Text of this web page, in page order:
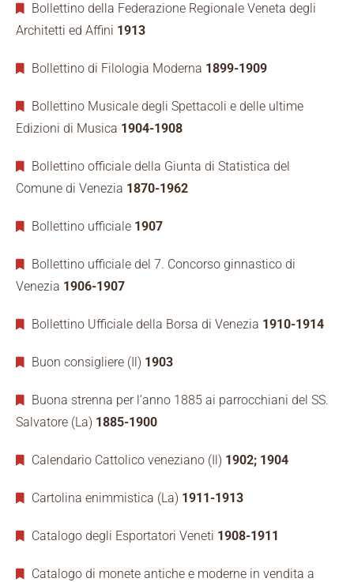
Bollettino della Federazione Regionale Veneta degli
Architetti ed Affini 1913
Bollettino di Filologia Moderna 1899-1909
Bollettino Musicale degli Spettacoli e delle ultime
Edizioni di Musica 1904-1908
Bollettino officiale della Giunta di Statistica del
Comune di Venezia 1870-1962
Bollettino ufficiale 1907
Bollettino ufficiale del 7. Concorso ginnastico di
Venezia 1906-1907
Bollettino Ufficiale della Borsa di Venezia 1910-1914
Buon consigliere (Il) 1903
Buona strenna per l’anno 1885 ai parrocchiani del SS.
Salvatore (La) 1885-1900
Calendario Cattolico veneziano (Il) 1902; 1904
Cartolina enimmistica (La) 1911-1913
Catalogo degli Esportatori Veneti 1908-1911
Catalogo di monete antiche e moderne in vendita a